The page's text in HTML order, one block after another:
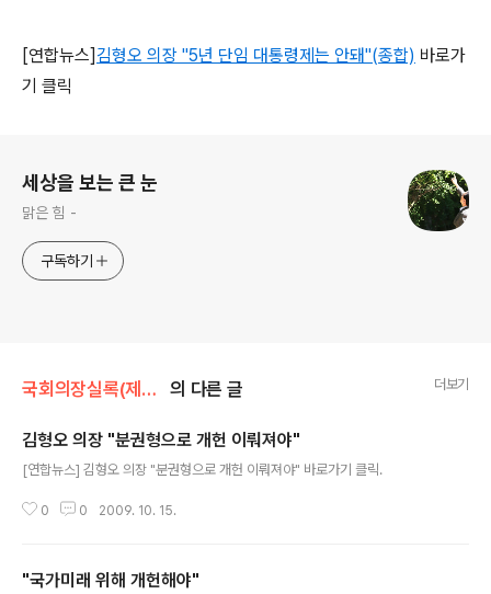
[연합뉴스]김형오 의장 "5년 단임 대통령제는 안돼"(종합) 바로가
기 클릭
세상을 보는 큰 눈
맑은 힘 -
구독하기
국회의장실록(제도개선등)/제도개선 의 다른 글 더보기
김형오 의장 "분권형으로 개헌 이뤄져야"
[연합뉴스] 김형오 의장 "분권형으로 개헌 이뤄져야" 바로가기 클릭.
0 0 2009. 10. 15.
"국가미래 위해 개헌해야"